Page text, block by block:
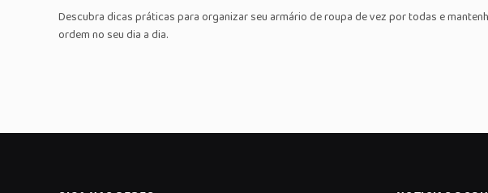
Descubra dicas práticas para organizar seu armário de roupa de vez por todas e
ordem no seu dia a dia.